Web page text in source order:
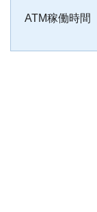
ATM稼働時間